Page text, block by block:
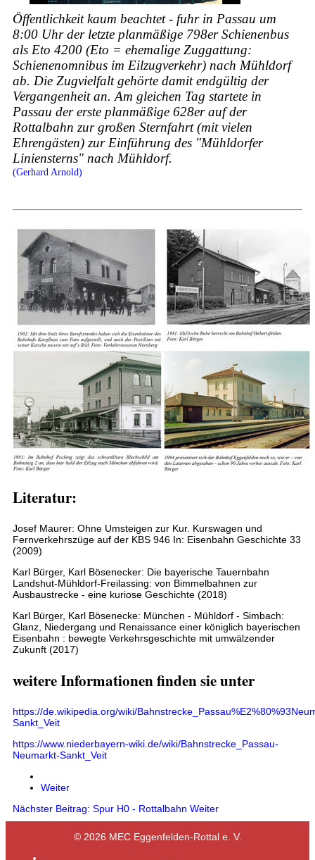
Öffentlichkeit kaum beachtet - fuhr in Passau um
8:00 Uhr der letzte planmäßige 798er Schienenbus
als Eto 4200 (Eto = ehemalige Zuggattung:
Schienenomnibus im Eilzugverkehr) nach Mühldorf
ab. Die Zugvielfalt gehörte damit endgültig der
Vergangenheit an. Am gleichen Tag startete in
Passau der erste planmäßige 628er auf der
Rottalbahn zur großen Sternfahrt (mit vielen
Ehrengästen) zur Einführung des "Mühldorfer
Liniensterns" nach Mühldorf.
(Gerhard Arnold)
Literatur:
Josef Maurer: Ohne Umsteigen zur Kur. Kurswagen und
Fernverkehrszüge auf der KBS 946 In: Eisenbahn Geschichte 33
(2009)
Karl Bürger, Karl Bösenecker: Die bayerische Tauernbahn
Landshut-Mühldorf-Freilassing: von Bimmelbahnen zur
Ausbaustrecke - eine kuriose Geschichte (2018)
Karl Bürger, Karl Bösenecke: München - Mühldorf - Simbach:
Glanz, Niedergang und Renaissance einer königlich bayerischen
Eisenbahn : bewegte Verkehrsgeschichte mit umwälzender
Zukunft (2017)
weitere Informationen finden sie unter
https://de.wikipedia.org/wiki/
Sankt_Veit
https://www.niederbayern-wiki.de/wiki/Bahnstrecke_Passau-
Neumarkt-Sankt_Veit
Weiter
Nächster Beitrag: Spur H0 - Rottalbahn Weiter
© 2026 MEC Eggenfelden-Rottal e. V.